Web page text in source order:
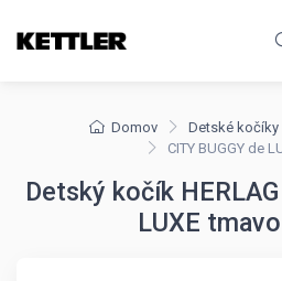
Domov Detské kočíky
CITY BUGGY de LUXE, dětský
Detský kočík HERLAG
LUXE